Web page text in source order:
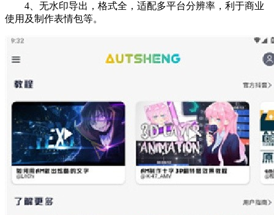
4、无水印导出，格式全，适配多平台分辨率，利于商业
使用及制作表情包等。